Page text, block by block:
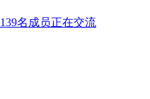
139名成员正在交流